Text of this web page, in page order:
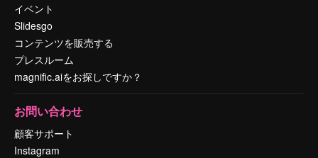
イベント
Slidesgo
コンテンツを販売する
プレスルーム
magnific.aiをお探しですか？
お問い合わせ
顧客サポート
Instagram